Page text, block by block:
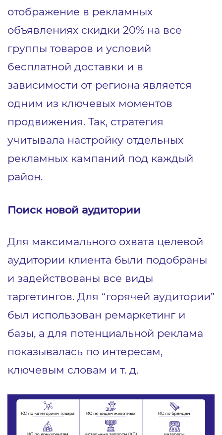
отображение в рекламных
объявлениях скидки 20% на все
группы товаров и условий
бесплатной доставки и в
зависимости от региона является
одним из ключевых моментов
продвижения. Так, стратегия
учитывала настройку отдельных
рекламных кампаний под каждый
район.
Поиск новой аудитории
Для максимального охвата целевой
аудитории клиента были подобраны
и задействованы все виды
таргетингов. Для “горячей аудитории”
был использован ремаркетинг и
базы, а для потенциальной реклама
показывалась по интересам,
ключевым словам и т. д.